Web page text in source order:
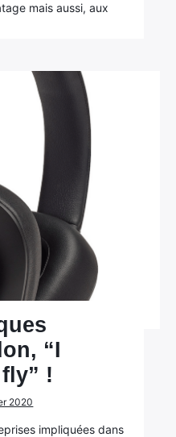
mais aussi, aux
“I
!
2020
impliquées dans